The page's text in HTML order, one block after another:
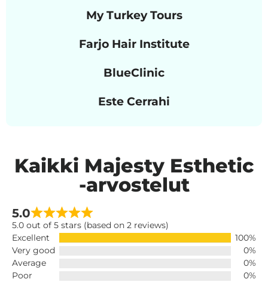
My Turkey Tours
Farjo Hair Institute
BlueClinic
Este Cerrahi
Kaikki Majesty Esthetic
-arvostelut
5.0
5.0 out of 5 stars (based on 2 reviews)
Excellent
100%
Very good
0%
Average
0%
Poor
0%